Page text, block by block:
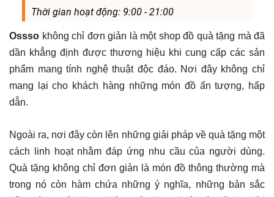
Thời gian hoạt động: 9:00 - 21:00
Ossso không chỉ đơn giản là một shop đồ quà tặng mà đã
dần khẳng định được thương hiệu khi cung cấp các sản
phẩm mang tính nghệ thuật độc đáo. Nơi đây không chỉ
mang lại cho khách hàng những món đồ ấn tượng, hấp
dẫn.
Ngoài ra, nơi đây còn lên những giải pháp về quà tặng một
cách linh hoạt nhằm đáp ứng nhu cầu của người dùng.
Quà tặng không chỉ đơn giản là món đồ thông thường mà
trong nó còn hàm chứa những ý nghĩa, những bản sắc